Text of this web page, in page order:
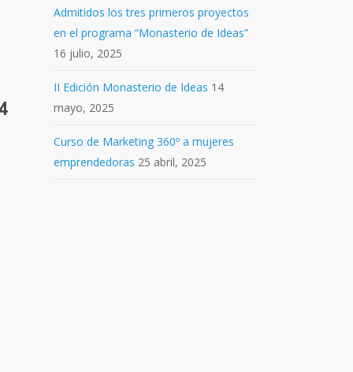
Admitidos los tres primeros proyectos
en el programa “Monasterio de Ideas”
16 julio, 2025
II Edición Monasterio de Ideas 14
mayo, 2025
Curso de Marketing 360º a mujeres
emprendedoras 25 abril, 2025